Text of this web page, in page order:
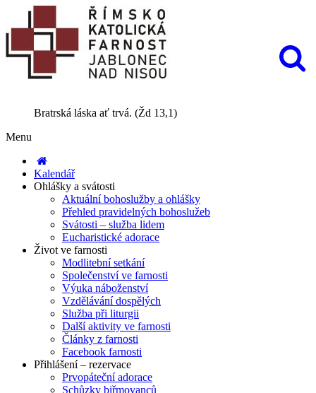
Bratrská láska ať trvá. (Žd 13,1)
Menu
Kalendář
Ohlášky a svátosti
Aktuální bohoslužby a ohlášky
Přehled pravidelných bohoslužeb
Svátosti – služba lidem
Eucharistické adorace
Život ve farnosti
Modlitební setkání
Společenství ve farnosti
Výuka náboženství
Vzdělávání dospělých
Služba při liturgii
Další aktivity ve farnosti
Články z farnosti
Facebook farnosti
Přihlášení – rezervace
Prvopáteční adorace
Schůzky biřmovanců